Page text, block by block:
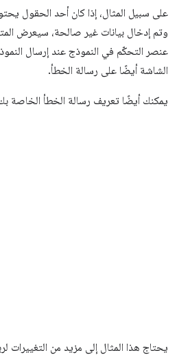
على سبيل المثال، إذا كان أحد الحقول
وتم إدخال بيانات غير صالحة، سيعرض
عنصر التحكّم في النموذج عند إرسال
الشاشة أيضًا على رسالة الخطأ.
يمكنك أيضًا تعريف رسالة الخطأ الخاصة
يحتاج هذا المثال إلى مزيد من التغييرات